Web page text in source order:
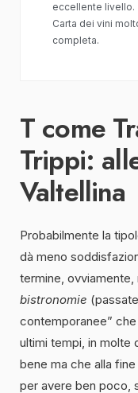
eccellente livello.
Carta dei vini
completa.
T come
Trippi:
Valtellina
Probabilmente la
dà meno
termine,
bistronomie
contemporanee”
ultimi tempi, in molte
bene ma che alla
per avere ben poco,